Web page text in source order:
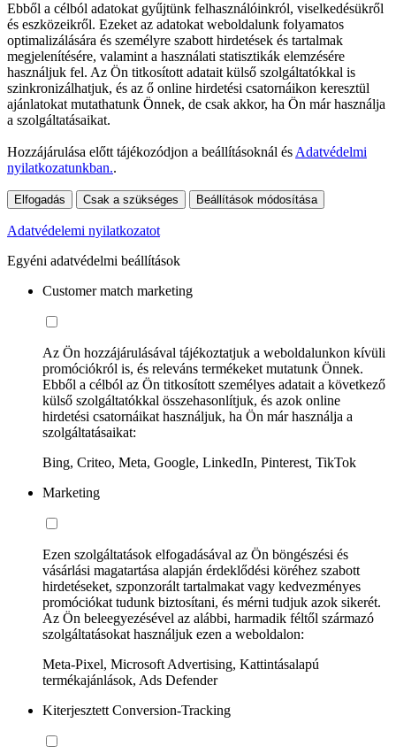
Ebből a célból adatokat gyűjtünk felhasználóinkról, viselkedésükről
és eszközeikről. Ezeket az adatokat weboldalunk folyamatos
optimalizálására és személyre szabott hirdetések és tartalmak
megjelenítésére, valamint a használati statisztikák elemzésére
használjuk fel. Az Ön titkosított adatait külső szolgáltatókkal is
szinkronizálhatjuk, és az ő online hirdetési csatornáikon keresztül
ajánlatokat mutathatunk Önnek, de csak akkor, ha Ön már használja
a szolgáltatásaikat.
Hozzájárulása előtt tájékozódjon a beállításoknál és Adatvédelmi
nyilatkozatunkban..
Elfogadás Csak a szükséges Beállítások módosítása
Adatvédelemi nyilatkozatot
Egyéni adatvédelmi beállítások
Customer match marketing
Az Ön hozzájárulásával tájékoztatjuk a weboldalunkon kívüli
promóciókról is, és releváns termékeket mutatunk Önnek.
Ebből a célból az Ön titkosított személyes adatait a következő
külső szolgáltatókkal összehasonlítjuk, és azok online
hirdetési csatornáikat használjuk, ha Ön már használja a
szolgáltatásaikat:
Bing, Criteo, Meta, Google, LinkedIn, Pinterest, TikTok
Marketing
Ezen szolgáltatások elfogadásával az Ön böngészési és
vásárlási magatartása alapján érdeklődési köréhez szabott
hirdetéseket, szponzorált tartalmakat vagy kedvezményes
promóciókat tudunk biztosítani, és mérni tudjuk azok sikerét.
Az Ön beleegyezésével az alábbi, harmadik féltől származó
szolgáltatásokat használjuk ezen a weboldalon:
Meta-Pixel, Microsoft Advertising, Kattintásalapú
termékajánlások, Ads Defender
Kiterjesztett Conversion-Tracking